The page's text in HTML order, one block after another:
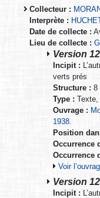
Collecteur :
Interprète :
Date de collecte :
Lieu de collecte :
Version
Incipit :
verts prés
Structure : 8
Type :
Ouvrage :
1938.
Position
Occurrence
Occurrence
Voir
Version
Incipit :